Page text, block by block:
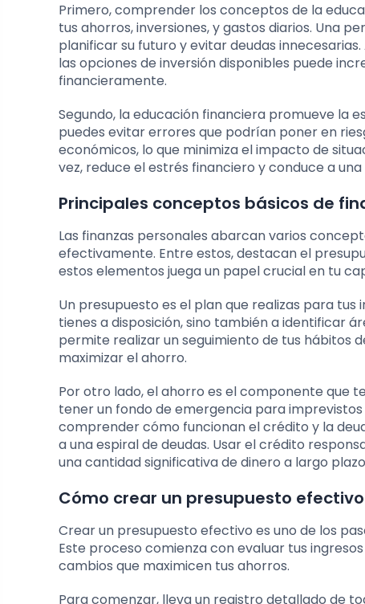
Primero, comprender los conceptos de la
tus ahorros, inversiones, y gastos diarios. Una
planificar su futuro y evitar deudas
las opciones de inversión disponibles puede
financieramente.
Segundo, la educación financiera promueve la
puedes evitar errores que podrían poner en
económicos, lo que minimiza el impacto de
vez, reduce el estrés financiero y conduce a
Principales conceptos básicos de
Las finanzas personales abarcan varios
efectivamente. Entre estos, destacan el
estos elementos juega un papel crucial en tu
Un presupuesto es el plan que realizas para
tienes a disposición, sino también a identificar
permite realizar un seguimiento de tus hábitos
maximizar el ahorro.
Por otro lado, el ahorro es el componente que
tener un fondo de emergencia para
comprender cómo funcionan el crédito y la
a una espiral de deudas. Usar el crédito
una cantidad significativa de dinero a largo
Cómo crear un presupuesto
Crear un presupuesto efectivo es uno de los
Este proceso comienza con evaluar tus
cambios que maximicen tus ahorros.
Para comenzar, lleva un registro detallado de